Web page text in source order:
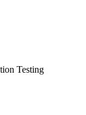
Testing